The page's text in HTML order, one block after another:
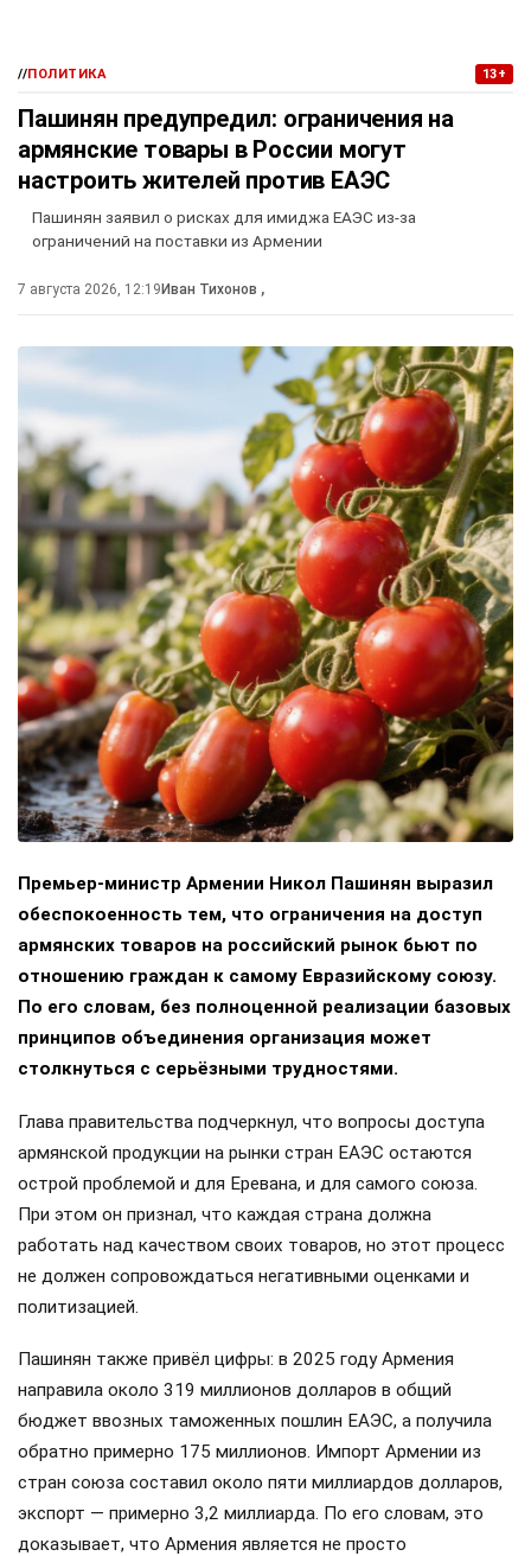
//ПОЛИТИКА 13+
Пашинян предупредил: ограничения на
армянские товары в России могут
настроить жителей против ЕАЭС
Пашинян заявил о рисках для имиджа ЕАЭС из-за
ограничений на поставки из Армении
7 августа 2026, 12:19 Иван Тихонов ,
Премьер-министр Армении Никол Пашинян выразил
обеспокоенность тем, что ограничения на доступ
армянских товаров на российский рынок бьют по
отношению граждан к самому Евразийскому союзу.
По его словам, без полноценной реализации базовых
принципов объединения организация может
столкнуться с серьёзными трудностями.
Глава правительства подчеркнул, что вопросы доступа
армянской продукции на рынки стран ЕАЭС остаются
острой проблемой и для Еревана, и для самого союза.
При этом он признал, что каждая страна должна
работать над качеством своих товаров, но этот процесс
не должен сопровождаться негативными оценками и
политизацией.
Пашинян также привёл цифры: в 2025 году Армения
направила около 319 миллионов долларов в общий
бюджет ввозных таможенных пошлин ЕАЭС, а получила
обратно примерно 175 миллионов. Импорт Армении из
стран союза составил около пяти миллиардов долларов,
экспорт — примерно 3,2 миллиарда. По его словам, это
доказывает, что Армения является не просто